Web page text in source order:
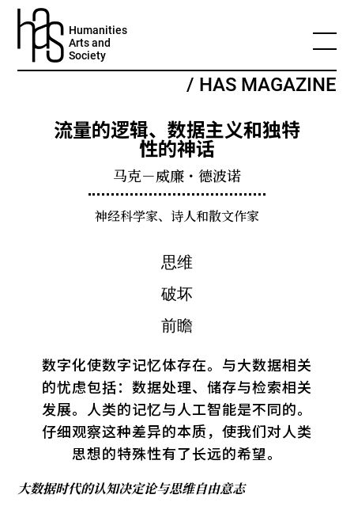
Humanities
Arts and
Society
/ HAS MAGAZINE
流量的逻辑、数据主义和独特
性的神话
马克－威廉・德波诺
神经科学家、诗人和散文作家
数字化使数字记忆体存在。与大数据相关
的忧虑包括：数据处理、储存与检索相关
发展。人类的记忆与人工智能是不同的。
仔细观察这种差异的本质，使我们对人类
思想的特殊性有了长远的希望。
大数据时代的认知决定论与思维自由意志